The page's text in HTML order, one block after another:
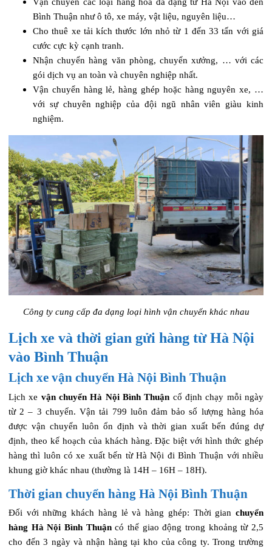
Bình Thuận như ô tô, xe máy, vật liệu, nguyên liệu…
Cho thuê xe tải kích thước lớn nhỏ từ 1 đến 33 tấn với giá
cước cực kỳ cạnh tranh.
Nhận chuyển hàng văn phòng, chuyển xưởng, … với các
gói dịch vụ an toàn và chuyên nghiệp nhất.
Vận chuyển hàng lẻ, hàng ghép hoặc hàng nguyên xe, …
với sự chuyên nghiệp của đội ngũ nhân viên giàu kinh
nghiệm.
Công ty cung cấp đa dạng loại hình vận chuyển khác nhau
Lịch xe và thời gian gửi hàng từ Hà Nội
vào Bình Thuận
Lịch xe vận chuyển Hà Nội Bình Thuận
Lịch xe vận chuyển Hà Nội Bình Thuận cố định chạy mỗi ngày
từ 2 – 3 chuyến. Vận tải 799 luôn đảm bảo số lượng hàng hóa
được vận chuyển luôn ổn định và thời gian xuất bến đúng dự
định, theo kế hoạch của khách hàng. Đặc biệt với hình thức ghép
hàng thì luôn có xe xuất bến từ Hà Nội đi Bình Thuận với nhiều
khung giờ khác nhau (thường là 14H – 16H – 18H).
Thời gian chuyển hàng Hà Nội Bình Thuận
Đối với những khách hàng lẻ và hàng ghép: Thời gian chuyển
hàng Hà Nội Bình Thuậncó thể giao động trong khoảng từ 2,5
cho đến 3 ngày và nhận hàng tại kho của công ty. Trong trường